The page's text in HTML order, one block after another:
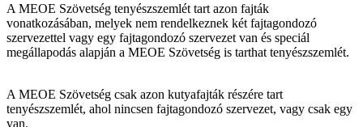
A MEOE Szövetség tenyészszemlét tart azon fajták
vonatkozásában, melyek nem rendelkeznek két fajtagondozó
szervezettel vagy egy fajtagondozó szervezet van és speciál
megállapodás alapján a MEOE Szövetség is tarthat tenyészszemlét.
A MEOE Szövetség csak azon kutyafajták részére tart
tenyészszemlét, ahol nincsen fajtagondozó szervezet, vagy csak egy
van.